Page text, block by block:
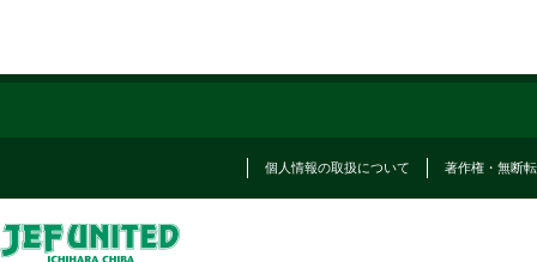
個人情報の取扱について 著作権・無断